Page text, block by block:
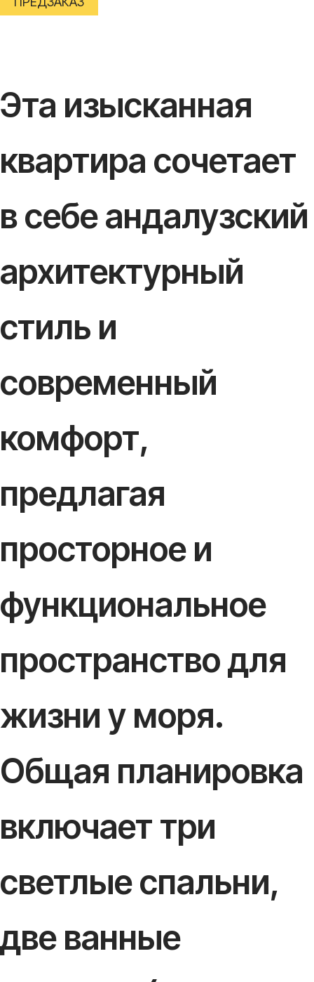
Эта изысканная
квартира сочетает
в себе андалузский
архитектурный
стиль и
современный
комфорт,
предлагая
просторное и
функциональное
пространство для
жизни у моря.
Общая планировка
включает три
светлые спальни,
две ванные